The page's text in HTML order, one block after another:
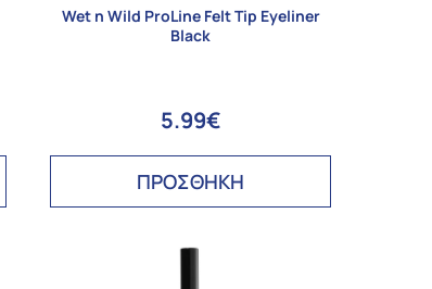
Wet n Wild ProLine Felt Tip Eyeliner
Black
5.99€
ΠΡΟΣΘΗΚΗ